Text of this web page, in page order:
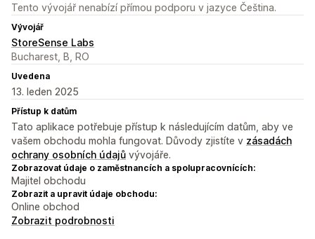
Tento vývojář nenabízí přímou podporu v jazyce Čeština.
Vývojář
StoreSense Labs
Bucharest, B, RO
Uvedena
13. leden 2025
Přístup k datům
Tato aplikace potřebuje přístup k následujícím datům, aby ve
vašem obchodu mohla fungovat. Důvody zjistíte v zásadách
ochrany osobních údajů vývojáře.
Zobrazovat údaje o zaměstnancích a spolupracovnících:
Majitel obchodu
Zobrazit a upravit údaje obchodu:
Online obchod
Zobrazit podrobnosti